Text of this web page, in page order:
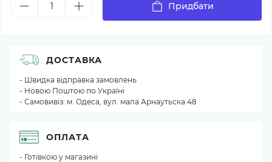
Придбати
ДОСТАВКА
- Швидка відправка замовлень
- Новою Поштою по Україні
- Самовивіз: м. Одеса, вул. мала Арнаутьска 48
ОПЛАТА
- Готівкою у магазині